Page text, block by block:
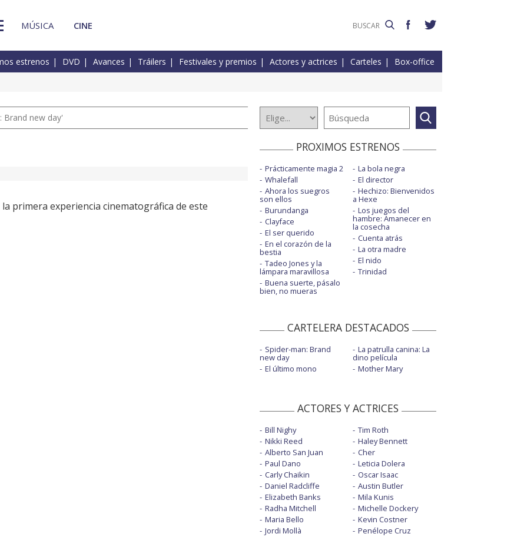
MÚSICA CINE
estrenos DVD Avances Tráilers Festivales y premios Actores y actrices Carteles Box-office
Brand new day'
primera experiencia cinematográfica de este
PROXIMOS ESTRENOS
Prácticamente magia 2
Whalefall
Ahora los suegros
son ellos
Burundanga
Clayface
El ser querido
En el corazón de la
bestia
Tadeo Jones y la
lámpara maravillosa
Buena suerte, pásalo
bien, no mueras
La bola negra
El director
Hechizo: Bienvenidos
a Hexe
Los juegos del
hambre: Amanecer en
la cosecha
Cuenta atrás
La otra madre
El nido
Trinidad
CARTELERA DESTACADOS
Spider-man: Brand
new day
El último mono
La patrulla canina: La
dino película
Mother Mary
ACTORES Y ACTRICES
Bill Nighy
Nikki Reed
Alberto San Juan
Paul Dano
Carly Chaikin
Daniel Radcliffe
Elizabeth Banks
Radha Mitchell
Maria Bello
Jordi Mollà
Tim Roth
Haley Bennett
Cher
Leticia Dolera
Oscar Isaac
Austin Butler
Mila Kunis
Michelle Dockery
Kevin Costner
Penélope Cruz